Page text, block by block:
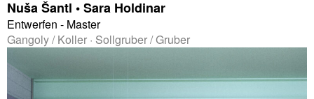
Nuša Šantl • Sara Holdinar
Entwerfen - Master
Gangoly / Koller · Sollgruber / Gruber